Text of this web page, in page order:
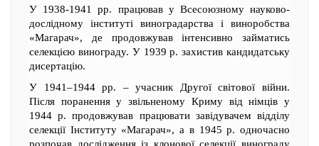
У 1938-1941 рр. працював у Всесоюзному науково-
дослідному інституті виноградарства і виноробства
«Магарач», де продовжував інтенсивно займатись
селекцією винограду. У 1939 р. захистив кандидатську
дисертацію.
У 1941–1944 pp. – учасник Другої світової війни.
Після поранення у звільненому Криму від німців у
1944 р. продовжував працювати завідувачем відділу
селекції Інституту «Магарач», а в 1945 р. одночасно